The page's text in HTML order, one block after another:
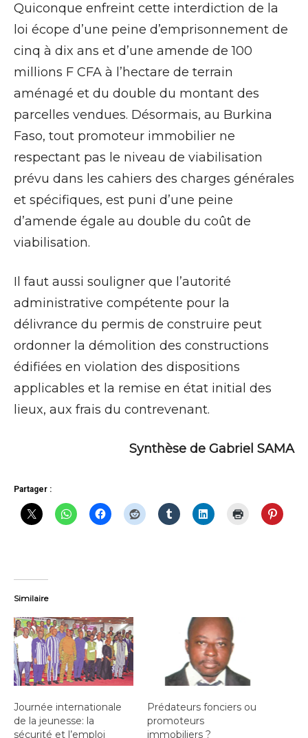
Quiconque enfreint cette interdiction de la
loi écope d’une peine d’emprisonnement de
cinq à dix ans et d’une amende de 100
millions F CFA à l’hectare de terrain
aménagé et du double du montant des
parcelles vendues. Désormais, au Burkina
Faso, tout promoteur immobilier ne
respectant pas le niveau de viabilisation
prévu dans les cahiers des charges générales
et spécifiques, est puni d’une peine
d’amende égale au double du coût de
viabilisation.
Il faut aussi souligner que l’autorité
administrative compétente pour la
délivrance du permis de construire peut
ordonner la démolition des constructions
édifiées en violation des dispositions
applicables et la remise en état initial des
lieux, aux frais du contrevenant.
Synthèse de Gabriel SAMA
Partager :
Similaire
Journée internationale
de la jeunesse: la
sécurité et l’emploi
Prédateurs fonciers ou
promoteurs
immobiliers ?